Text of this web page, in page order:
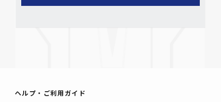
ヘルプ・ご利用ガイド